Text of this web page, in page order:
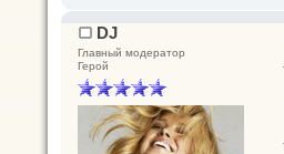
DJ
Главный модератор
Герой